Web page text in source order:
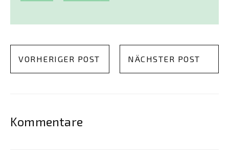
VORHERIGER POST NÄCHSTER POST
Kommentare